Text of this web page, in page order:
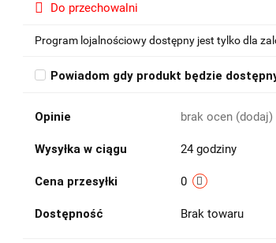
Do przechowalni
Program lojalnościowy dostępny jest tylko dla
Powiadom gdy produkt będzie
Opinie brak ocen (dodaj)
Wysyłka w ciągu 24 godziny
Cena przesyłki 0
Dostępność Brak towaru